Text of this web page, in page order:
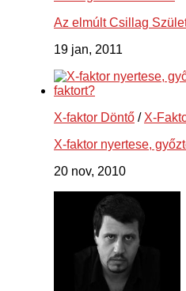
Az elmúlt Csillag
19 jan, 2011
X-faktor Döntő / X-
X-faktor nyertese,
20 nov, 2010